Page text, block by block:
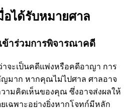
อได้รับหมายศาล
ข้าร่วมการพิจารณาคดี
จะเป็นคดีแพ่งหรือคดีอาญา การ
มาก หากคุณไม่ไปศาล ศาลอาจ
ามคิดเห็นของคุณ ซึ่งอาจส่งผลให้
เฉพาะอย่างยิ่งหากโจทก์มีหลัก